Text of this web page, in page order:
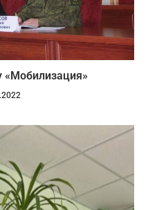
«Мобилизация»